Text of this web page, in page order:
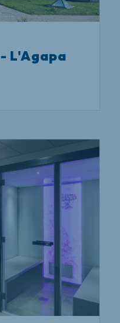
L'Agapa